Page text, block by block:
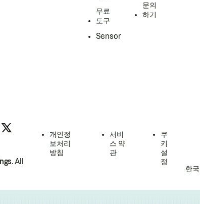
무료
도구
Sensor
문의
하기
All
개인정
보처리
방침
서비
스 약
관
쿠
키
설
정
한